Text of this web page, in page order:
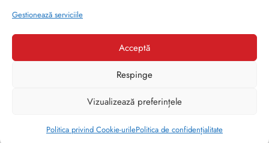
Gestionează serviciile
Acceptă
Respinge
Vizualizează preferințele
Politica privind Cookie-urilePolitica de confidențialitate
© Veronesse - High Heels. High Living!
Realizat deSixpixels.
Ai nevoie de ajutor?